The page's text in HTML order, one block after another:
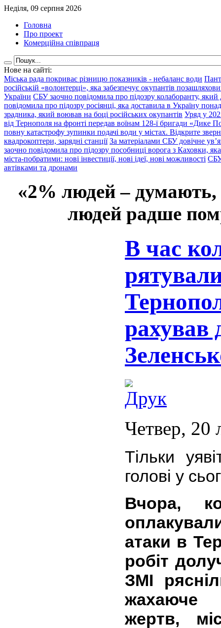
Неділя, 09 серпня 2026
Головна
Про проект
Комерційна співпраця
Нове на сайті:
Міська рада покриває різницю показників - небаланс води
російській «волонтерці», яка забезпечує окупантів
України СБУ заочно повідомила про підозру колаборанту,
повідомила про підозру росіянці, яка доставила в Україну
зрадника, який воював на боці російських окупантів Уряд у
від Тернополя на фронті передав воїнам 128-ї бригади «Дике
повну катастрофу зупинки подачі води у містах. Відкрите
квадрокоптери, зарядні станції За матеріалами СБУ довічне
заочно повідомила про підозру пособниці ворога з Каховки,
міста-побратими: нові інвестиції, нові ідеї, нові можливості СБУ
автівками та дронами
«2% людей –
людей радше
В час
рахував
Четвер, 20
Тільки
голові у
Вчора,
атаки в
робіт
ЗМІ
жахаюче
жертв,